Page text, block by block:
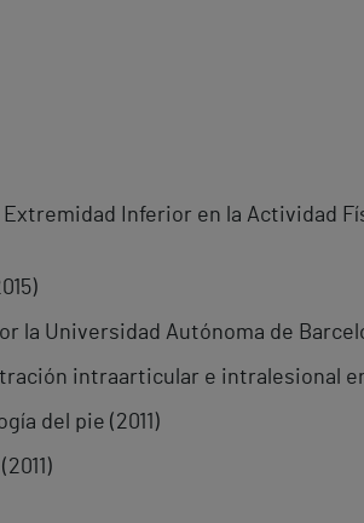
Inferior en la Actividad
la Universidad Autónoma de
intraarticular e intralesional
del pie (2011)